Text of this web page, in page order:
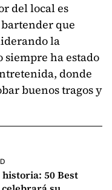
del local es
que
la
siempre ha estado
donde
buenos tragos y
historia: 50 Best